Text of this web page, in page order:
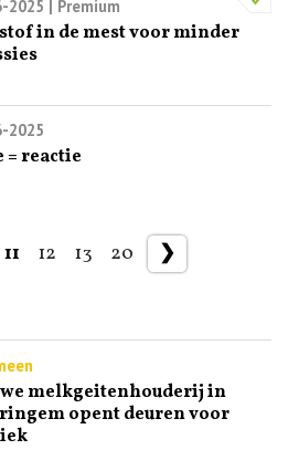
2025 | Premium
in de mest voor minder
2025
= reactie
11 12 13 20 ❯
melkgeitenhouderij in
opent deuren voor